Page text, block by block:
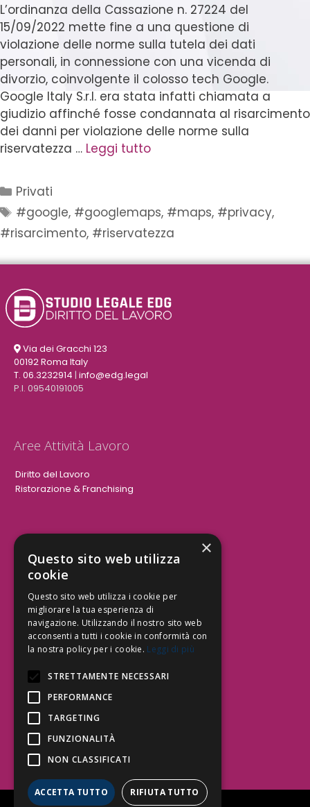
L’ordinanza della Cassazione n. 27224 del
15/09/2022 mette fine a una questione di
violazione delle norme sulla tutela dei dati
personali, in connessione con una vicenda di
divorzio, coinvolgente il colosso tech Google.
Google Italy S.r.l. era stata infatti chiamata a
giudizio affinché fosse condannata al risarcimento
dei danni per violazione delle norme sulla
riservatezza … Leggi tutto
Privati
#google, #googlemaps, #maps, #privacy,
#risarcimento, #riservatezza
Via dei Gracchi 123
00192 Roma Italy
T. 06.3232914 | info@edg.legal
P.I. 09540191005
Aree Attività Lavoro
Diritto del Lavoro
Ristorazione & Franchising
Aree Attività Civile
Tutele del Credito
Responsabilità Civile
Contrattualistica
Segui lo Studio EDG sui social.
Invia messaggio
T. 06.3232914
info@edg.legal
Privacy Policy|Cookie Policy
×
Questo sito web utilizza
cookie
Questo sito web utilizza i cookie per
migliorare la tua esperienza di
navigazione. Utilizzando il nostro sito web
acconsenti a tutti i cookie in conformità con
la nostra policy per i cookie. Leggi di più
STRETTAMENTE NECESSARI
PERFORMANCE
TARGETING
FUNZIONALITÀ
NON CLASSIFICATI
ACCETTA TUTTO RIFIUTA TUTTO